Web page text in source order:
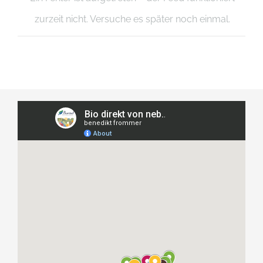
zurzeit nicht. Versuche es später noch einmal.